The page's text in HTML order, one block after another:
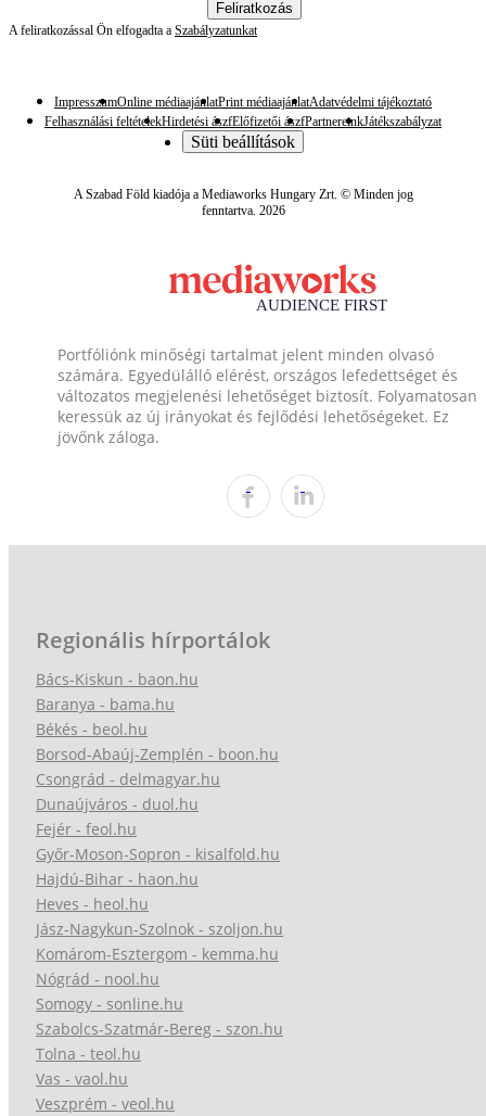
Feliratkozás
A feliratkozással Ön elfogadta a Szabályzatunkat
ImpresszumOnline médiaajánlatPrint médiaajánlatAdatvédelmi tájékoztató
Felhasználási feltételekHirdetési ászfElőfizetői ászfPartnereinkJátékszabályzat
Süti beállítások
A Szabad Föld kiadója a Mediaworks Hungary Zrt. © Minden jog
fenntartva. 2026
Portfóliónk minőségi tartalmat jelent minden olvasó
számára. Egyedülálló elérést, országos lefedettséget és
változatos megjelenési lehetőséget biztosít. Folyamatosan
keressük az új irányokat és fejlődési lehetőségeket. Ez
jövőnk záloga.
Regionális hírportálok
Bács-Kiskun - baon.hu
Baranya - bama.hu
Békés - beol.hu
Borsod-Abaúj-Zemplén - boon.hu
Csongrád - delmagyar.hu
Dunaújváros - duol.hu
Fejér - feol.hu
Győr-Moson-Sopron - kisalfold.hu
Hajdú-Bihar - haon.hu
Heves - heol.hu
Jász-Nagykun-Szolnok - szoljon.hu
Komárom-Esztergom - kemma.hu
Nógrád - nool.hu
Somogy - sonline.hu
Szabolcs-Szatmár-Bereg - szon.hu
Tolna - teol.hu
Vas - vaol.hu
Veszprém - veol.hu